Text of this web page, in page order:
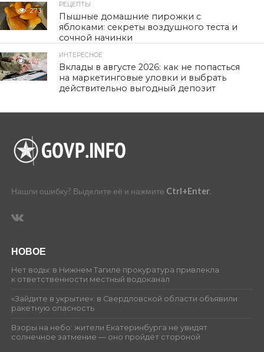
273
РЕЦЕПТЫ
Пышные домашние пирожки с
яблоками: секреты воздушного теста и
сочной начинки
447
ИНТЕРЕСНОЕ
Вклады в августе 2026: как не попасться
на маркетинговые уловки и выбрать
действительно выгодный депозит
Нашли ошибку? Выделите её и нажмите Ctrl+Enter.
НОВОЕ
Нет воды: в Нижнем Тагиле прокуратура привлекла
к ответственности местный водоканал
«Зайдите в укрытие»: в Свердловской области объявили
ракетную опасность
Взоры на небо: жители Екатеринбурга не увидят
солнечное затмение — оно пройдёт стороной